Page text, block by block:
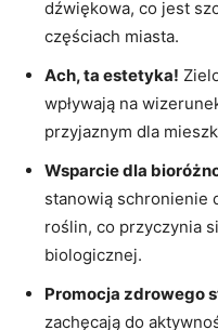
dźwiękowa, co jest
częściach miasta.
Ach, ta estetyka!
wpływają na
przyjaznym dla
Wsparcie dla
stanowią schronienie
roślin, co ⁤przyczynia
biologicznej.
Promocja zdrowego
zachęcają do